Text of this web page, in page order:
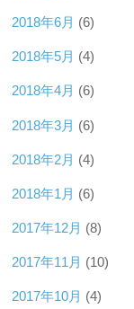
2018年6月 (6)
2018年5月 (4)
2018年4月 (6)
2018年3月 (6)
2018年2月 (4)
2018年1月 (6)
2017年12月 (8)
2017年11月 (10)
2017年10月 (4)